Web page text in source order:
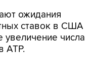
ожидания
ставок в США
увеличение числа
АТР.